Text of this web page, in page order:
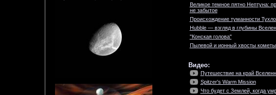
Великое темное пятно Нептуна:
не забытое
Происхождение туманности
Hubble — взгляд в глубины
"Конская голова"
Пылевой и ионный хвосты
Видео:
Путешествие на край
Spitzer's Warm Mission
Что будет с Землей, когда